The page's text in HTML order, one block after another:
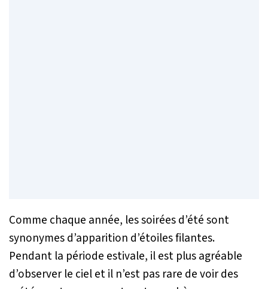
Comme chaque année, les soirées d’été sont
synonymes d’apparition d’étoiles filantes.
Pendant la période estivale, il est plus agréable
d’observer le ciel et il n’est pas rare de voir des